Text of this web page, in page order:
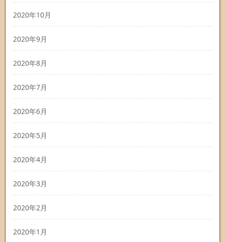
2020年10月
2020年9月
2020年8月
2020年7月
2020年6月
2020年5月
2020年4月
2020年3月
2020年2月
2020年1月